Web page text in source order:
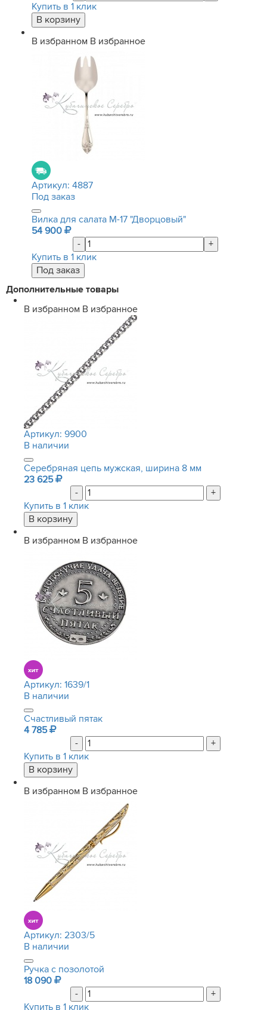
Купить в 1 клик
В избранном В избранное
Артикул: 4887
Под заказ
Вилка для салата М-17 "Дворцовый"
54 900
-
+
Купить в 1 клик
Дополнительные товары
В избранном В избранное
Артикул: 9900
В наличии
Серебряная цепь мужская, ширина 8 мм
23 625
-
+
Купить в 1 клик
В избранном В избранное
Артикул: 1639/1
В наличии
Счастливый пятак
4 785
-
+
Купить в 1 клик
В избранном В избранное
Артикул: 2303/5
В наличии
Ручка с позолотой
18 090
-
+
Купить в 1 клик